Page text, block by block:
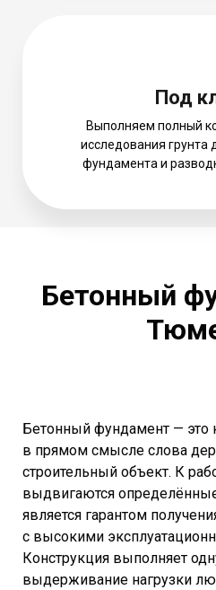
Под
Выполняем полный
исследования грунта
фундамента и
Бетонный
Бетонный фундамент — это
в прямом смысле слова
строительный объект. К
выдвигаются
является гарантом
с высокими
Конструкция выполняет
выдерживание нагрузки